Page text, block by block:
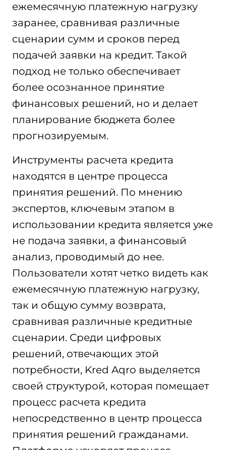
ежемесячную платежную нагрузку
заранее, сравнивая различные
сценарии сумм и сроков перед
подачей заявки на кредит. Такой
подход не только обеспечивает
более осознанное принятие
финансовых решений, но и делает
планирование бюджета более
прогнозируемым.
Инструменты расчета кредита
находятся в центре процесса
принятия решений. По мнению
экспертов, ключевым этапом в
использовании кредита является уже
не подача заявки, а финансовый
анализ, проводимый до нее.
Пользователи хотят четко видеть как
ежемесячную платежную нагрузку,
так и общую сумму возврата,
сравнивая различные кредитные
сценарии. Среди цифровых
решений, отвечающих этой
потребности, Kred Aqro выделяется
своей структурой, которая помещает
процесс расчета кредита
непосредственно в центр процесса
принятия решений гражданами.